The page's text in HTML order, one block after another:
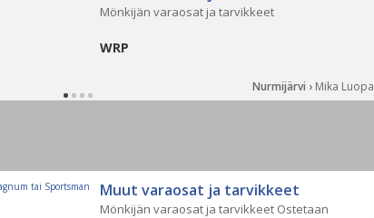
Mönkijän varaosat ja tarvikkeet
WRP
Nurmijärvi › Mika Luopa
Muut varaosat ja tarvikkeet
Mönkijän varaosat ja tarvikkeet Ostetaan